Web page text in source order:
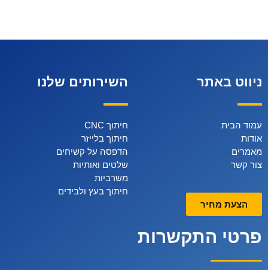
ניווט באתר
עמוד הבית
אודות
מאמרים
צור קשר
הצעת מחיר
השירותים שלנו
חיתוך CNC
חיתוך בלייזר
הדפסה על קשיחים
שלטים ואותיות
משרביות
חיתוך בעץ ולבידים
פרטי התקשרות